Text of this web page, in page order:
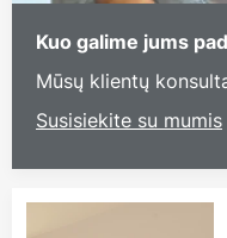
Kuo galime jums
Mūsų klientų
Susisiekite su mumis